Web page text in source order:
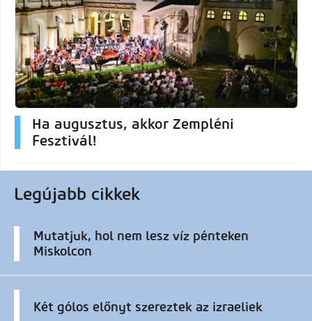
Ha augusztus, akkor Zempléni
Fesztivál!
Legújabb cikkek
Mutatjuk, hol nem lesz víz pénteken
Miskolcon
Két gólos előnyt szereztek az izraeliek